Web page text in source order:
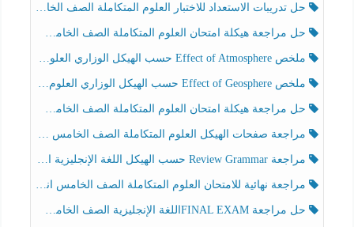
حل تدريبات الاستعداد للاختبار العلوم المتكاملة الصف الخامس عام الفصل الثالث
حل مراجعة هيكلة امتحان العلوم المتكاملة الصف الخامس انسبير الفصل الثالث
ملخص Effect of Atmosphere حسب الهيكل الوزاري العلوم المتكاملة الصف الخامس انسبير الفصل الثالث
ملخص Effect of Geosphere حسب الهيكل الوزاري العلوم المتكاملة الصف الخامس انسبير الفصل الثالث
حل مراجعة هيكلة امتحان العلوم المتكاملة الصف الخامس عام الفصل الثالث
مراجعة صفحات الهيكل العلوم المتكاملة الصف الخامس انسبير الفصل الثالث
مراجعة Review Grammar حسب الهيكل اللغة الإنجليزية الصف الخامس الفصل الثالث
مراجعة نهائية للامتحان العلوم المتكاملة الصف الخامس انسبير الفصل الثالث
حل مراجعة FINAL EXAMاللغة الإنجليزية الصف الخامس الفصل الثالث